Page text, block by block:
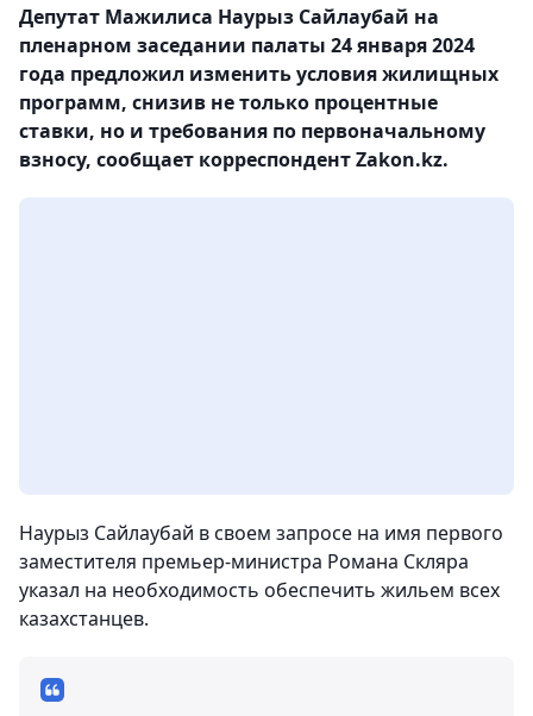
Депутат Мажилиса Наурыз Сайлаубай на
пленарном заседании палаты 24 января 2024
года предложил изменить условия жилищных
программ, снизив не только процентные
ставки, но и требования по первоначальному
взносу, сообщает корреспондент Zakon.kz.
Наурыз Сайлаубай в своем запросе на имя первого
заместителя премьер-министра Романа Скляра
указал на необходимость обеспечить жильем всех
казахстанцев.